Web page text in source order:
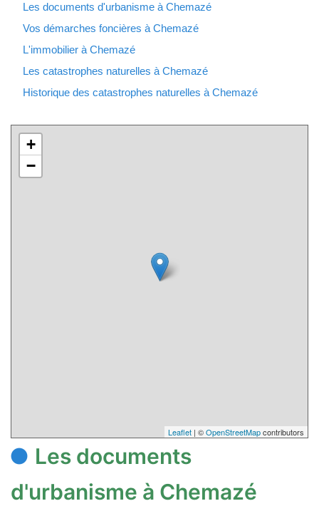
Les documents d'urbanisme à Chemazé
Vos démarches foncières à Chemazé
L'immobilier à Chemazé
Les catastrophes naturelles à Chemazé
Historique des catastrophes naturelles à Chemazé
+
−
Leaflet | ©OpenStreetMapcontributors
Les documents
d'urbanisme à Chemazé